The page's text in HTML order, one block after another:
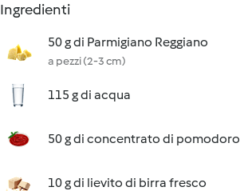
Ingredienti
50 g di Parmigiano Reggiano
a pezzi (2-3 cm)
115 g di acqua
50 g di concentrato di pomodoro
10 g di lievito di birra fresco